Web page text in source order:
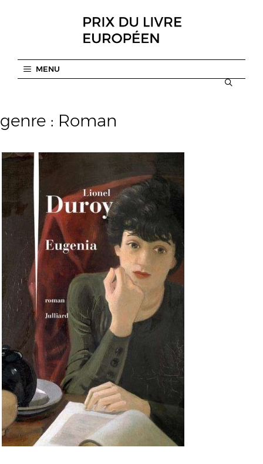
MENU
genre : Roman